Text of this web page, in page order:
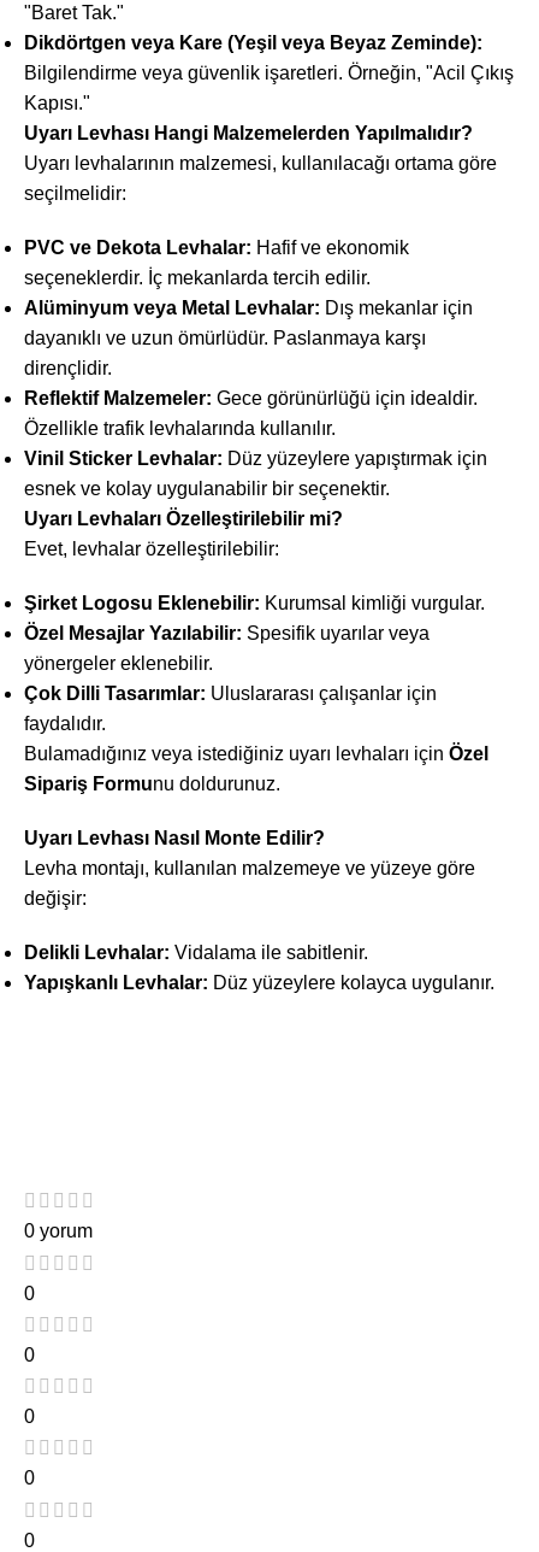
"Baret Tak."
Dikdörtgen veya Kare (Yeşil veya Beyaz Zeminde):
Bilgilendirme veya güvenlik işaretleri. Örneğin, "Acil Çıkış
Kapısı."
Uyarı Levhası Hangi Malzemelerden Yapılmalıdır?
Uyarı levhalarının malzemesi, kullanılacağı ortama göre
seçilmelidir:
PVC ve Dekota Levhalar: Hafif ve ekonomik
seçeneklerdir. İç mekanlarda tercih edilir.
Alüminyum veya Metal Levhalar: Dış mekanlar için
dayanıklı ve uzun ömürlüdür. Paslanmaya karşı
dirençlidir.
Reflektif Malzemeler: Gece görünürlüğü için idealdir.
Özellikle trafik levhalarında kullanılır.
Vinil Sticker Levhalar: Düz yüzeylere yapıştırmak için
esnek ve kolay uygulanabilir bir seçenektir.
Uyarı Levhaları Özelleştirilebilir mi?
Evet, levhalar özelleştirilebilir:
Şirket Logosu Eklenebilir: Kurumsal kimliği vurgular.
Özel Mesajlar Yazılabilir: Spesifik uyarılar veya
yönergeler eklenebilir.
Çok Dilli Tasarımlar: Uluslararası çalışanlar için
faydalıdır.
Bulamadığınız veya istediğiniz uyarı levhaları için Özel
Sipariş Formunu doldurunuz.
Uyarı Levhası Nasıl Monte Edilir?
Levha montajı, kullanılan malzemeye ve yüzeye göre
değişir:
Delikli Levhalar: Vidalama ile sabitlenir.
Yapışkanlı Levhalar: Düz yüzeylere kolayca uygulanır.
0 yorum
0
0
0
0
0